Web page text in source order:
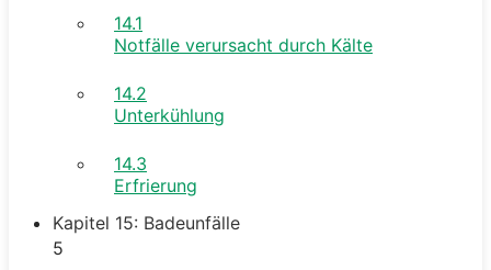
14.1
Notfälle verursacht durch Kälte
14.2
Unterkühlung
14.3
Erfrierung
Kapitel 15: Badeunfälle
5